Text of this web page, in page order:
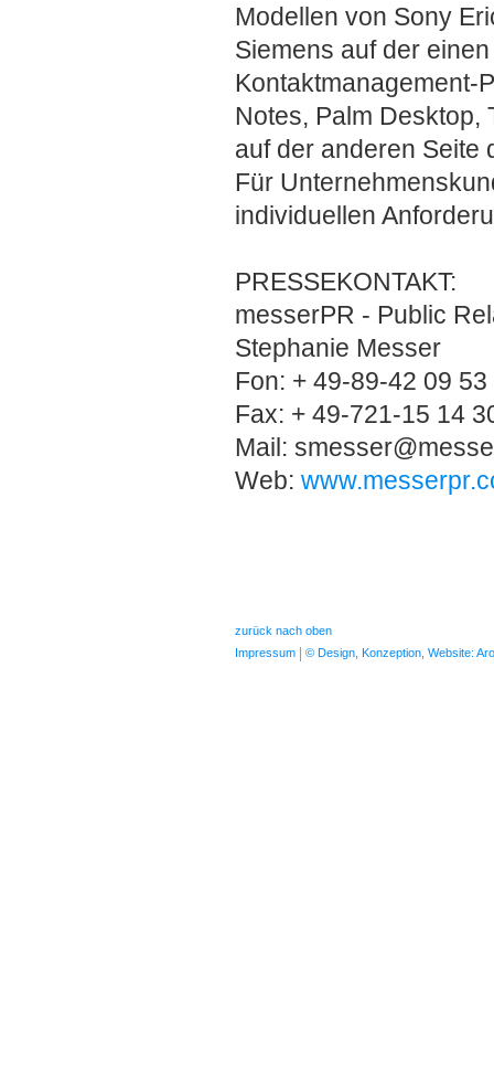
Modellen von Sony
Siemens auf der
Kontaktmanagement-
Notes, Palm Desktop,
auf der anderen Seite
Für
individuellen
messerPR - Public
Stephanie Messer
Fon: + 49-89-42 09 53
Fax: + 49-721-15 14
Mail:
Web:
zurück nach oben
Impressum
© Design, Konzeption, Website: